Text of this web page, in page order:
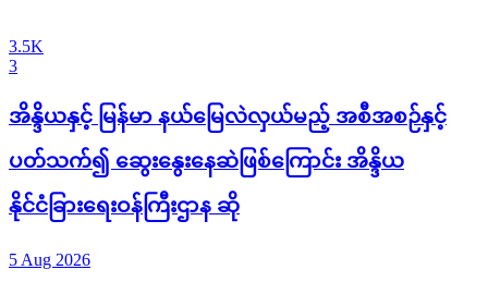
3.5K
3
အိန္ဒိယနှင့် မြန်မာ နယ်မြေလဲလှယ်မည့် အစီအစဉ်နှင့်
ပတ်သက်၍ ဆွေးနွေးနေဆဲဖြစ်ကြောင်း အိန္ဒိယ
နိုင်ငံခြားရေးဝန်ကြီးဌာန ဆို
5 Aug 2026